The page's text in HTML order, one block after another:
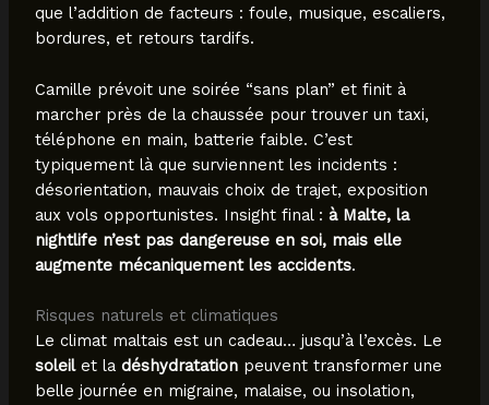
que l’addition de facteurs : foule, musique, escaliers,
bordures, et retours tardifs.
Camille prévoit une soirée “sans plan” et finit à
marcher près de la chaussée pour trouver un taxi,
téléphone en main, batterie faible. C’est
typiquement là que surviennent les incidents :
désorientation, mauvais choix de trajet, exposition
aux vols opportunistes. Insight final : à Malte, la
nightlife n’est pas dangereuse en soi, mais elle
augmente mécaniquement les accidents.
Risques naturels et climatiques
Le climat maltais est un cadeau… jusqu’à l’excès. Le
soleilet la déshydratationpeuvent transformer une
belle journée en migraine, malaise, ou insolation,